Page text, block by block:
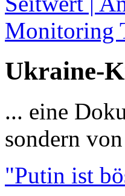
Ukraine-
... eine
sondern
"Putin ist